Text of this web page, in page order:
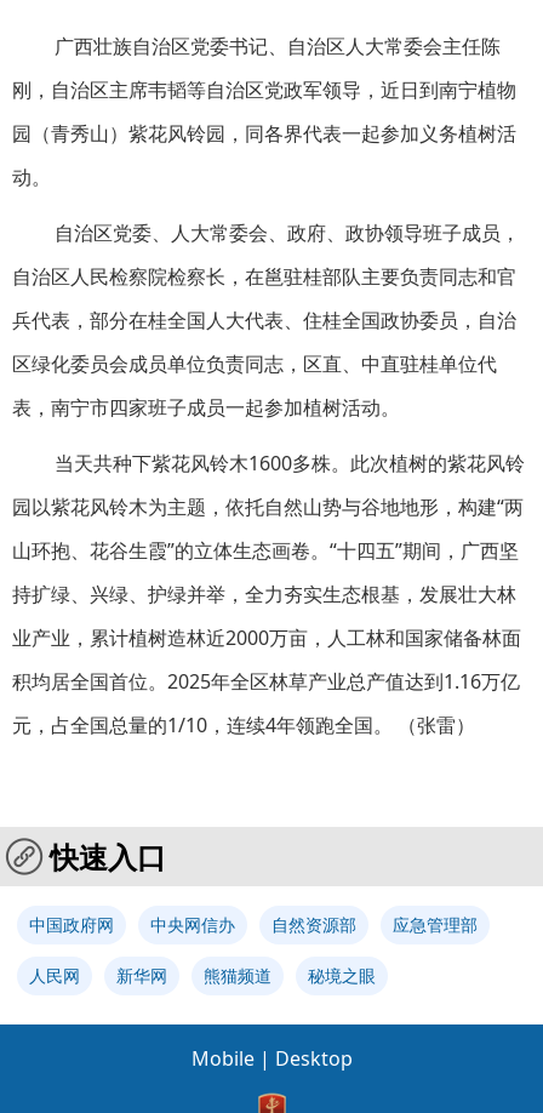
广西壮族自治区党委书记、自治区人大常委会主任陈
刚，自治区主席韦韬等自治区党政军领导，近日到南宁植物
园（青秀山）紫花风铃园，同各界代表一起参加义务植树活
动。
自治区党委、人大常委会、政府、政协领导班子成员，
自治区人民检察院检察长，在邕驻桂部队主要负责同志和官
兵代表，部分在桂全国人大代表、住桂全国政协委员，自治
区绿化委员会成员单位负责同志，区直、中直驻桂单位代
表，南宁市四家班子成员一起参加植树活动。
当天共种下紫花风铃木1600多株。此次植树的紫花风铃
园以紫花风铃木为主题，依托自然山势与谷地地形，构建“两
山环抱、花谷生霞”的立体生态画卷。“十四五”期间，广西坚
持扩绿、兴绿、护绿并举，全力夯实生态根基，发展壮大林
业产业，累计植树造林近2000万亩，人工林和国家储备林面
积均居全国首位。2025年全区林草产业总产值达到1.16万亿
元，占全国总量的1/10，连续4年领跑全国。 （张雷）
快速入口
中国政府网 中央网信办 自然资源部 应急管理部
人民网 新华网 熊猫频道 秘境之眼
Mobile | Desktop